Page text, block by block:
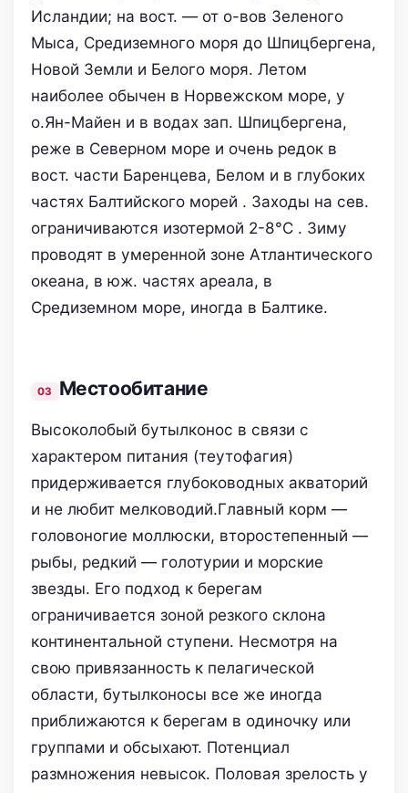
Исландии; на вост. — от о-вов Зеленого
Мыса, Средиземного моря до Шпицбергена,
Новой Земли и Белого моря. Летом
наиболее обычен в Норвежском море, у
о.Ян-Майен и в водах зап. Шпицбергена,
реже в Северном море и очень редок в
вост. части Баренцева, Белом и в глубоких
частях Балтийского морей . Заходы на сев.
ограничиваются изотермой 2-8°С . Зиму
проводят в умеренной зоне Атлантического
океана, в юж. частях ареала, в
Средиземном море, иногда в Балтике.
Местообитание
Высоколобый бутылконос в связи с
характером питания (теутофагия)
придерживается глубоководных акваторий
и не любит мелководий.Главный корм —
головоногие моллюски, второстепенный —
рыбы, редкий — голотурии и морские
звезды. Его подход к берегам
ограничивается зоной резкого склона
континентальной ступени. Несмотря на
свою привязанность к пелагической
области, бутылконосы все же иногда
приближаются к берегам в одиночку или
группами и обсыхают. Потенциал
размножения невысок. Половая зрелость у